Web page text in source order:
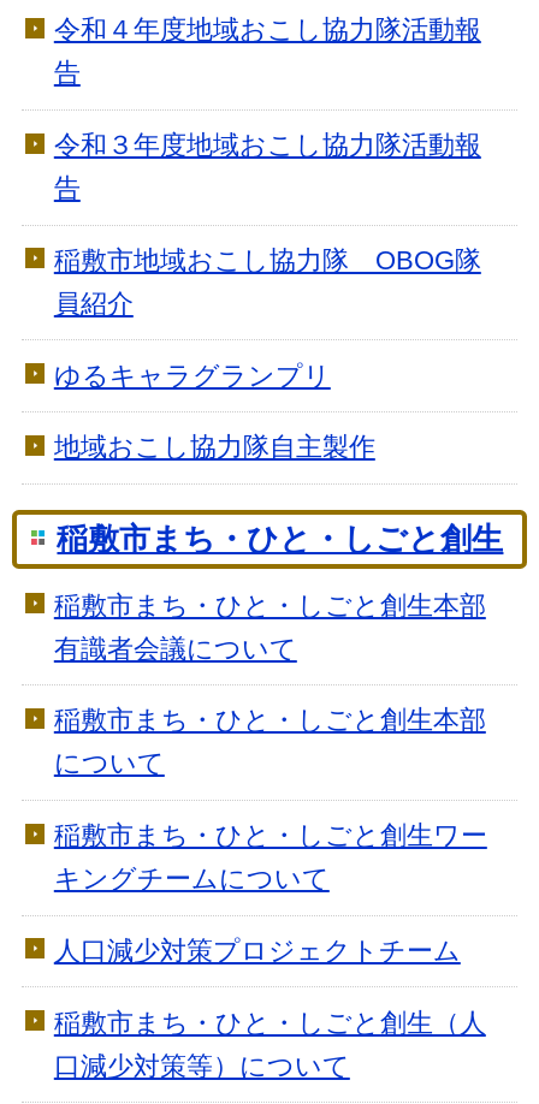
令和４年度地域おこし協力隊活動報
告
令和３年度地域おこし協力隊活動報
告
稲敷市地域おこし協力隊 OBOG隊
員紹介
ゆるキャラグランプリ
地域おこし協力隊自主製作
稲敷市まち・ひと・しごと創生
稲敷市まち・ひと・しごと創生本部
有識者会議について
稲敷市まち・ひと・しごと創生本部
について
稲敷市まち・ひと・しごと創生ワー
キングチームについて
人口減少対策プロジェクトチーム
稲敷市まち・ひと・しごと創生（人
口減少対策等）について